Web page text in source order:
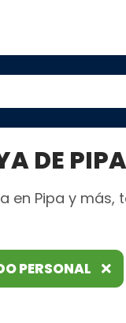
DE PIPA
en Pipa y
PERSONAL